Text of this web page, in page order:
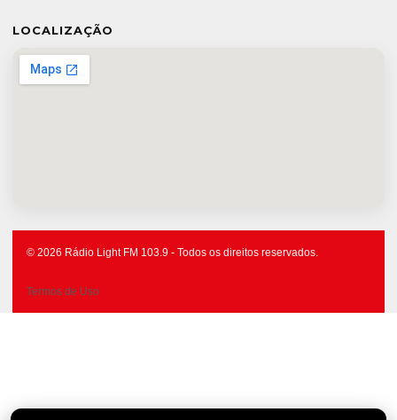
LOCALIZAÇÃO
© 2026 Rádio Light FM 103.9 - Todos os direitos reservados.
Termos de Uso